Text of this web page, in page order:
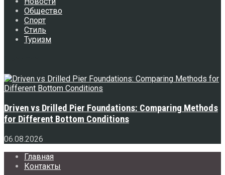
Общество
Спорт
Стиль
Туризм
Driven vs Drilled Pier Foundations: Comparing Methods
for Different Bottom Conditions
06.08.2026
Главная
Контакты